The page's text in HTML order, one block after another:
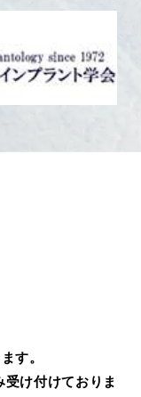
す。
け付けておりま